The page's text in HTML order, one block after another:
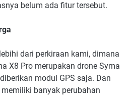
belum ada fitur tersebut.
dari perkiraan kami, dimana
X8 Pro merupakan drone Syma
modul GPS saja. Dan
banyak perubahan